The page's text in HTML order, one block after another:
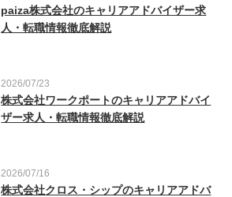
paiza株式会社のキャリアアドバイザー求
人・転職情報徹底解説
2026/07/23
株式会社ワークポートのキャリアアドバイ
ザー求人・転職情報徹底解説
2026/07/16
株式会社クロス・シップのキャリアアドバ